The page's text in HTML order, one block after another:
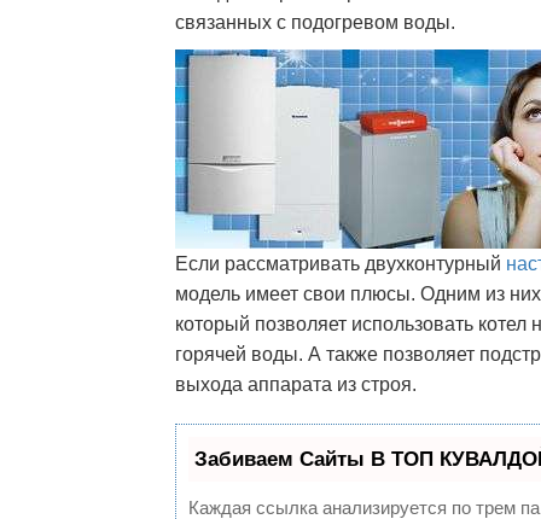
связанных с подогревом воды.
Если рассматривать двухконтурный
модель имеет свои плюсы. Одним из
который позволяет использовать котел
горячей воды. А также позволяет
выхода аппарата из строя.
Забиваем Сайты В ТОП
Каждая ссылка анализируется по трем